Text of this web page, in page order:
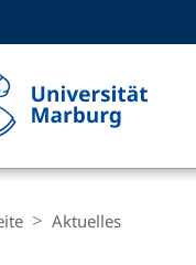
Aktuelles